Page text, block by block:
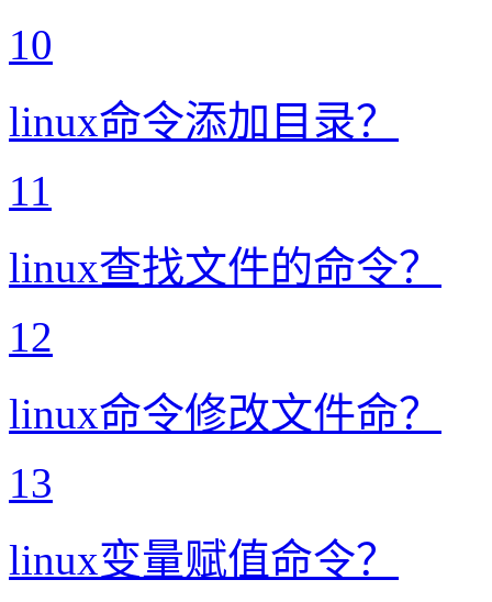
10
linux命令添加目录？
11
linux查找文件的命令？
12
linux命令修改文件命？
13
linux变量赋值命令？